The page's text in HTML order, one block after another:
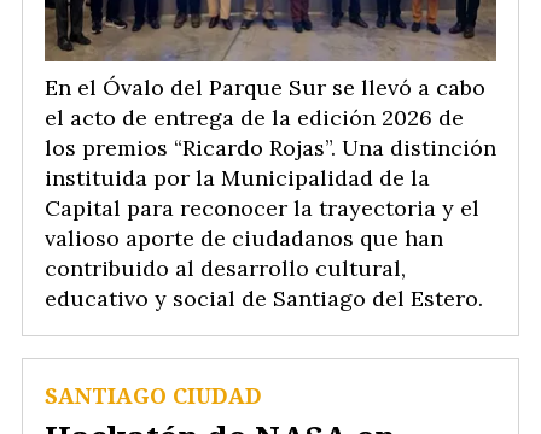
En el Óvalo del Parque Sur se llevó a cabo
el acto de entrega de la edición 2026 de
los premios “Ricardo Rojas”. Una distinción
instituida por la Municipalidad de la
Capital para reconocer la trayectoria y el
valioso aporte de ciudadanos que han
contribuido al desarrollo cultural,
educativo y social de Santiago del Estero.
SANTIAGO CIUDAD